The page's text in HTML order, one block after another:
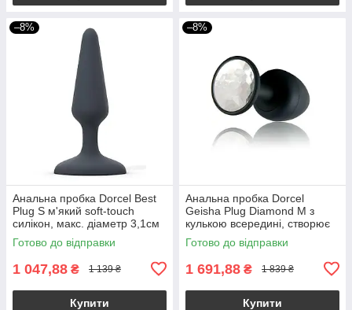
–8%
Анальна пробка Dorcel Best
Plug S м'який soft-touch
силікон, макс. діаметр 3,1см
Готово до відправки
1 047,88 ₴ 1 139 ₴
Купити
–8%
Анальна пробка Dorcel
Geisha Plug Diamond M з
кулькою всередині, створює
вібрації, макс. діам. 3,2см
Готово до відправки
1 691,88 ₴ 1 839 ₴
Купити